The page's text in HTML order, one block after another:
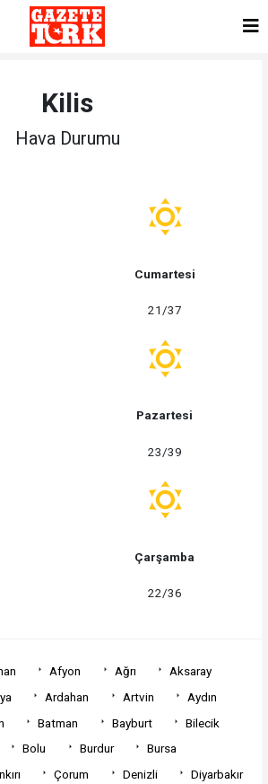
Kilis
Hava Durumu
Cumartesi
21/37
Pazartesi
23/39
Çarşamba
22/36
Afyon Ağrı
Aksaray
Ardahan Artvin
Aydın
Batman Bayburt
Bilecik
Bolu Burdur
Bursa
Çorum Denizli
Diyarbakır